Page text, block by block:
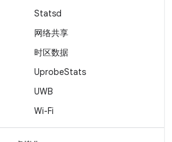
Statsd
网络共享
时区数据
UprobeStats
UWB
Wi-Fi
Android 代码库
预览二进制文件
出厂映像
驱动程序二进制文件
GitHub